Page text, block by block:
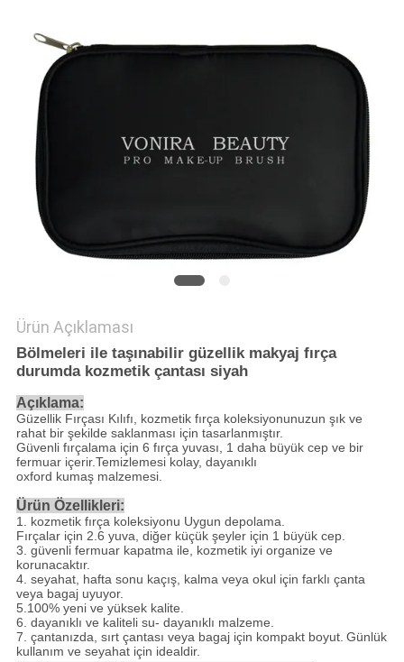
Ürün Açıklaması
Bölmeleri ile taşınabilir güzellik makyaj fırça
durumda kozmetik çantası siyah
Açıklama:
Güzellik Fırçası Kılıfı, kozmetik fırça koleksiyonunuzun şık ve
rahat bir şekilde saklanması için tasarlanmıştır.
Güvenli fırçalama için 6 fırça yuvası, 1 daha büyük cep ve bir
fermuar içerir.Temizlemesi kolay, dayanıklı
oxford kumaş malzemesi.
Ürün Özellikleri:
1. kozmetik fırça koleksiyonu Uygun depolama.
Fırçalar için 2.6 yuva, diğer küçük şeyler için 1 büyük cep.
3. güvenli fermuar kapatma ile, kozmetik iyi organize ve
korunacaktır.
4. seyahat, hafta sonu kaçış, kalma veya okul için farklı çanta
veya bagaj uyuyor.
5.100% yeni ve yüksek kalite.
6. dayanıklı ve kaliteli su- dayanıklı malzeme.
7. çantanızda, sırt çantası veya bagaj için kompakt boyut. Günlük
kullanım ve seyahat için idealdir.